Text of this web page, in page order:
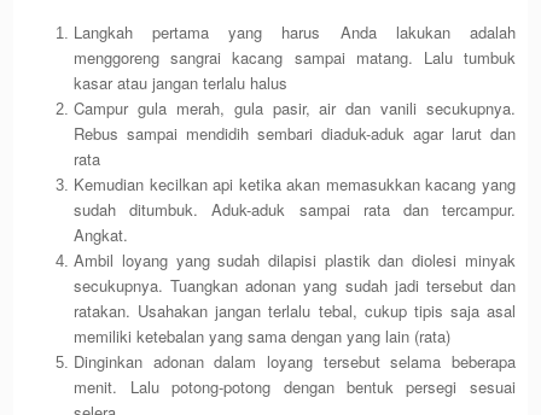
Langkah pertama yang harus Anda lakukan adalah
menggoreng sangrai kacang sampai matang. Lalu tumbuk
kasar atau jangan terlalu halus
Campur gula merah, gula pasir, air dan vanili secukupnya.
Rebus sampai mendidih sembari diaduk-aduk agar larut dan
rata
Kemudian kecilkan api ketika akan memasukkan kacang yang
sudah ditumbuk. Aduk-aduk sampai rata dan tercampur.
Angkat.
Ambil loyang yang sudah dilapisi plastik dan diolesi minyak
secukupnya. Tuangkan adonan yang sudah jadi tersebut dan
ratakan. Usahakan jangan terlalu tebal, cukup tipis saja asal
memiliki ketebalan yang sama dengan yang lain (rata)
Dinginkan adonan dalam loyang tersebut selama beberapa
menit. Lalu potong-potong dengan bentuk persegi sesuai